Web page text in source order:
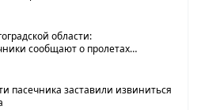
области:
сообщают о пролетах
пасечника заставили извиниться